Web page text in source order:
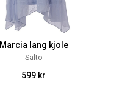
Marcia lang kjole
Salto
599 kr